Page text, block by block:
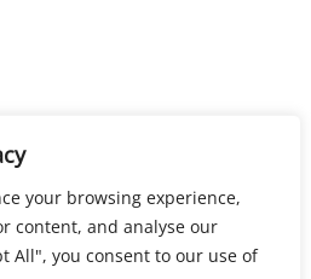
your browsing experience,
content, and analyse our
All", you consent to our use of